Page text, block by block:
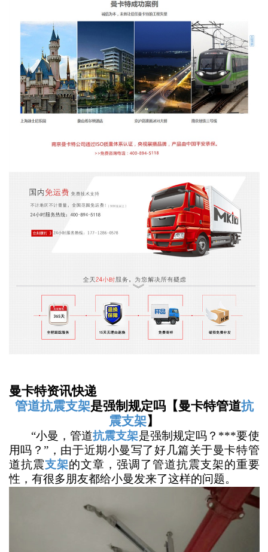
曼卡特资讯快递
管道抗震支架是强制规定吗【曼卡特管道抗
震支架】
“小曼，管道抗震支架是强制规定吗？***要使
用吗？”，由于近期小曼写了好几篇关于曼卡特管
道抗震支架的文章，强调了管道抗震支架的重要
性，有很多朋友都给小曼发来了这样的问题。